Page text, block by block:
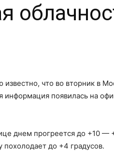
известно, что во вторник в
информация появилась на
днем ​​прогреется до +10 —
до +4 градусов.